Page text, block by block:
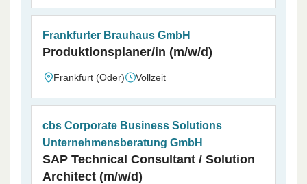
Frankfurter Brauhaus GmbH
Produktionsplaner/in (m/w/d)
Frankfurt (Oder) Vollzeit
cbs Corporate Business Solutions
Unternehmensberatung GmbH
SAP Technical Consultant / Solution
Architect (m/w/d)